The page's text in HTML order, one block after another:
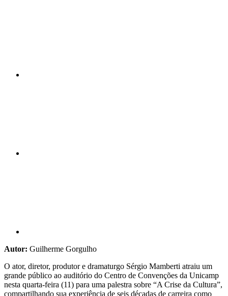
Autor: Guilherme Gorgulho
O ator, diretor, produtor e dramaturgo Sérgio Mamberti atraiu um
grande público ao auditório do Centro de Convenções da Unicamp
nesta quarta-feira (11) para uma palestra sobre “A Crise da Cultura”,
compartilhando sua experiência de seis décadas de carreira como